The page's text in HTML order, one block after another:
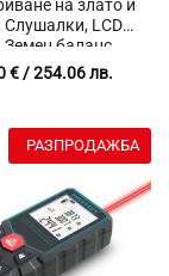
на злато и
Слушалки, LCD
Земен баланс,
IP68, Pinpoint,
Бижута,
€/ 254.06 лв.
РАЗПРОДАЖБА